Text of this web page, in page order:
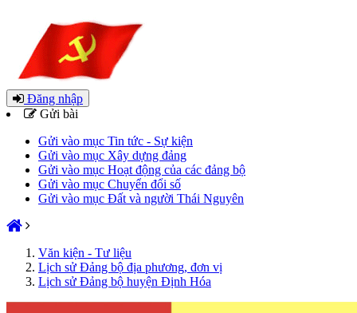
Đăng nhập
Gửi bài
Gửi vào mục Tin tức - Sự kiện
Gửi vào mục Xây dựng đảng
Gửi vào mục Hoạt động của các đảng bộ
Gửi vào mục Chuyển đổi số
Gửi vào mục Đất và người Thái Nguyên
Văn kiện - Tư liệu
Lịch sử Đảng bộ địa phương, đơn vị
Lịch sử Đảng bộ huyện Định Hóa